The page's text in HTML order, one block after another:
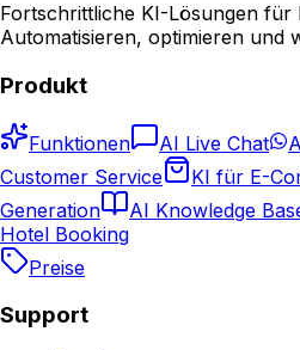
Fortschrittliche KI-Lösungen für
Automatisieren, optimieren und
Produkt
Funktionen AI Live Chat
Customer Service
KI für E-
Generation
AI Knowledge
Hotel Booking
Preise
Support